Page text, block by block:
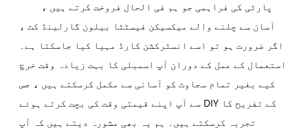
پارٹی کی فراہمی جو ہم فی الحال فروخت کرتے ہیں ،
آسان سے چلنے والے میکسیکن فیسٹٹا بیلون گارلینڈ کٹ ،
اگر ضرورت ہو تو اسے انسٹرکشن کارڈ مہیا کیا جاسکتا ہے۔
استعمال کے عمل کے دوران آپ اسمبلی کا بہت زیادہ وقت خرچ
کیے بغیر تمام سجاوٹ کو آسانی سے مکمل کرسکتے ہیں ، جس
سے آپ اپنے قیمتی وقت کی بچت کرتے ہوئے DIY کے تفریح ​​کا
تجربہ کرسکتے ہیں۔ ہم یہ بھی مشورہ دیتے ہیں کہ آپ